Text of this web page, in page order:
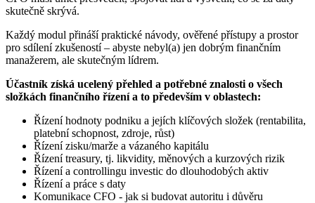
skutečně skrývá.
Každý modul přináší praktické návody, ověřené přístupy a prostor
pro sdílení zkušeností – abyste nebyl(a) jen dobrým finančním
manažerem, ale skutečným lídrem.
Účastník získá ucelený přehled a potřebné znalosti o všech
složkách finančního řízení a to především v oblastech:
Řízení hodnoty podniku a jejích klíčových složek (rentabilita,
platební schopnost, zdroje, růst)
Řízení zisku/marže a vázaného kapitálu
Řízení treasury, tj. likvidity, měnových a kurzových rizik
Řízení a controllingu investic do dlouhodobých aktiv
Řízení a práce s daty
Komunikace CFO - jak si budovat autoritu i důvěru